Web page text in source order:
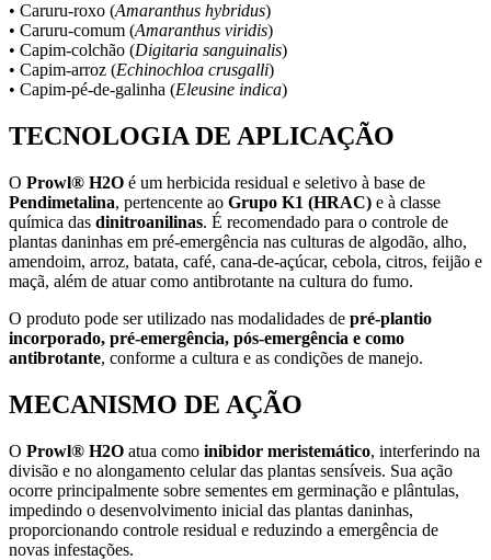
• Caruru-roxo (Amaranthus hybridus)
• Caruru-comum (Amaranthus viridis)
• Capim-colchão (Digitaria sanguinalis)
• Capim-arroz (Echinochloa crusgalli)
• Capim-pé-de-galinha (Eleusine indica)
TECNOLOGIA DE APLICAÇÃO
O Prowl® H2O é um herbicida residual e seletivo à base de
Pendimetalina, pertencente ao Grupo K1 (HRAC) e à classe
química das dinitroanilinas. É recomendado para o controle de
plantas daninhas em pré-emergência nas culturas de algodão, alho,
amendoim, arroz, batata, café, cana-de-açúcar, cebola, citros, feijão e
maçã, além de atuar como antibrotante na cultura do fumo.
O produto pode ser utilizado nas modalidades de pré-plantio
incorporado, pré-emergência, pós-emergência e como
antibrotante, conforme a cultura e as condições de manejo.
MECANISMO DE AÇÃO
O Prowl® H2O atua como inibidor meristemático, interferindo na
divisão e no alongamento celular das plantas sensíveis. Sua ação
ocorre principalmente sobre sementes em germinação e plântulas,
impedindo o desenvolvimento inicial das plantas daninhas,
proporcionando controle residual e reduzindo a emergência de
novas infestações.